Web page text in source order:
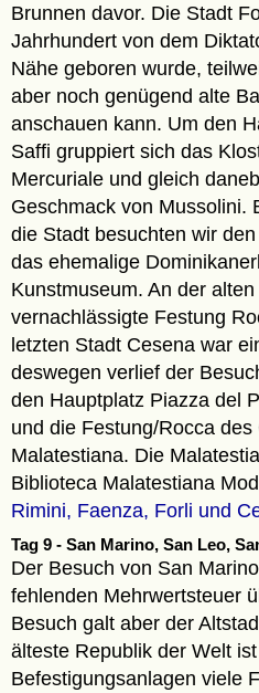
Brunnen davor. Die Stadt
Jahrhundert von dem
Nähe geboren wurde,
aber noch genügend alte
anschauen kann. Um den
Saffi gruppiert sich das
Mercuriale und gleich
Geschmack von Mussolini.
die Stadt besuchten wir
das ehemalige
Kunstmuseum. An der
vernachlässigte Festung
letzten Stadt Cesena war
deswegen verlief der
den Hauptplatz Piazza del
und die Festung/Rocca
Malatestiana. Die
Biblioteca Malatestiana
Rimini, Faenza, Forli und
Tag 9 - San Marino, San Leo,
Der Besuch von San
fehlenden Mehrwertsteuer
Besuch galt aber der
älteste Republik der Welt
Befestigungsanlagen viele